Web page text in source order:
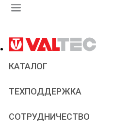
КАТАЛОГ
ТЕХПОДДЕРЖКА
Паспорта и сертификаты
Статьи
СОТРУДНИЧЕСТВО
Сантехникам